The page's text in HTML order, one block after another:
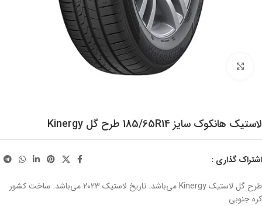
برای بزرگنمایی کلیک کنید
لاستیک هانکوک سایز 185/65R14 طرح گل Kinergy
اشتراک گذاری :
طرح گل لاستیک Kinergy می‌باشد. تاریخ لاستیک 2023 می‌باشد. ساخت کشور
کره جنوبی